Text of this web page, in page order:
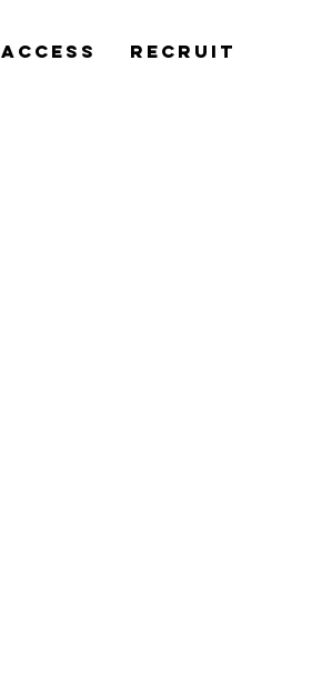
Access Recruit